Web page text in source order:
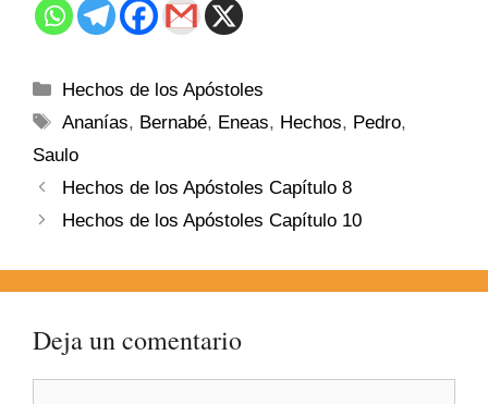
Hechos de los Apóstoles
Ananías, Bernabé, Eneas, Hechos, Pedro,
Saulo
Hechos de los Apóstoles Capítulo 8
Hechos de los Apóstoles Capítulo 10
Deja un comentario